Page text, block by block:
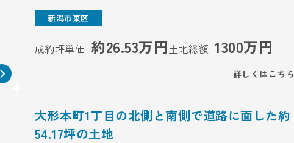
新潟市東区
成約坪単価 約26.53万円 土地総額 1300万円
詳しくはこちら
大形本町1丁目の北側と南側で道路に面した約
54.17坪の土地